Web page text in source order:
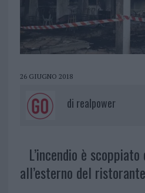
26 GIUGNO 2018
di realpower
L’incendio è
all’esterno del